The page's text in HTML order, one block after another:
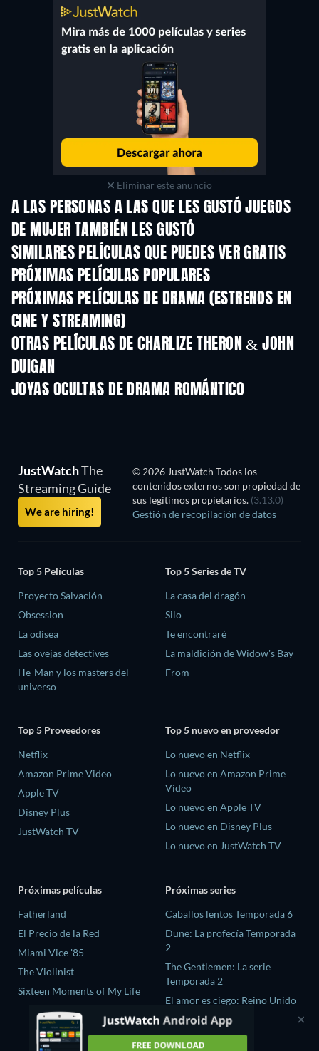
Eliminar este anuncio
A LAS PERSONAS A LAS QUE LES GUSTÓ JUEGOS
DE MUJER TAMBIÉN LES GUSTÓ
SIMILARES PELÍCULAS QUE PUEDES VER GRATIS
PRÓXIMAS PELÍCULAS POPULARES
PRÓXIMAS PELÍCULAS DE DRAMA (ESTRENOS EN
CINE Y STREAMING)
OTRAS PELÍCULAS DE CHARLIZE THERON & JOHN
DUIGAN
JOYAS OCULTAS DE DRAMA ROMÁNTICO
JustWatchThe
Streaming Guide
We are hiring!
© 2026 JustWatch Todos los
contenidos externos son propiedad de
sus legítimos propietarios. (3.13.0)
Gestión de recopilación de datos
Top 5 Películas
Proyecto Salvación
Obsession
La odisea
Las ovejas detectives
He-Man y los masters del
universo
Top 5 Series de TV
La casa del dragón
Silo
Te encontraré
La maldición de Widow's Bay
From
Top 5 Proveedores
Netflix
Amazon Prime Video
Apple TV
Disney Plus
JustWatch TV
Top 5 nuevo en proveedor
Lo nuevo en Netflix
Lo nuevo en Amazon Prime
Video
Lo nuevo en Apple TV
Lo nuevo en Disney Plus
Lo nuevo en JustWatch TV
Próximas películas
Fatherland
El Precio de la Red
Miami Vice '85
The Violinist
Sixteen Moments of My Life
Próximas series
Caballos lentos Temporada 6
Dune: La profecía Temporada
2
The Gentlemen: La serie
Temporada 2
El amor es ciego: Reino Unido
Temporada 3
Scrublands Temporada 1